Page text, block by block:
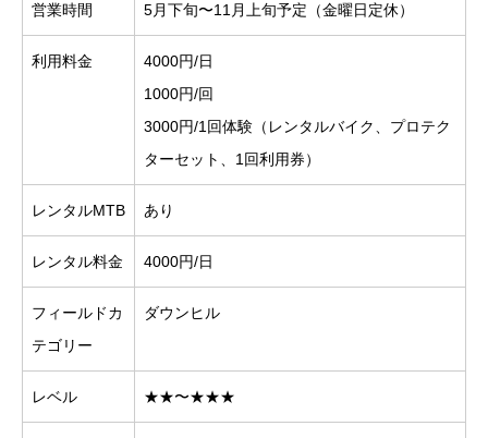
営業時間 5月下旬〜11月上旬予定（金曜日定休）
利用料金
4000円/日
1000円/回
3000円/1回体験（レンタルバイク、プロテク
ターセット、1回利用券）
レンタルMTB あり
レンタル料金 4000円/日
フィールドカ
テゴリー
ダウンヒル
レベル ★★〜★★★